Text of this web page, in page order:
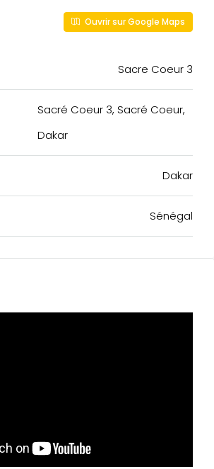
Ouvrir sur Google Maps
Sacre Coeur 3
Sacré Coeur 3, Sacré Coeur,
Dakar
Dakar
Sénégal